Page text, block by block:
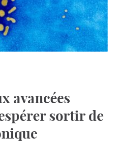
avancées
sortir de